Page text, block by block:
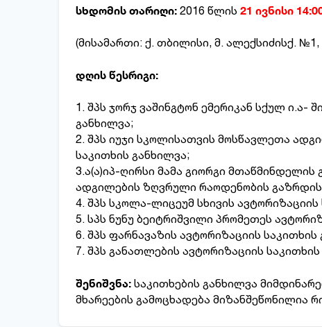
სხდომის თარიღი: 2016 წლის 21 ივნისი
(მისამართი: ქ. თბილისი, მ. ალექსიძისქ.
დღის წესრიგი:
1. შპს ჯორჯ ვაშინგტონ ემერიკან სქულ ი.ა-
განხილვა;
2. შპს იუჯი სკოლისათვის მოსწავლეთა
საკითხის განხილვა;
3.ა(ა)იპ-ღირსი მამა გიორგი
ადგილების ზღვრული რაოდენობის გაზრდის
4. შპს სკოლა-ლიცეუმ სხივის
5. სპს ნუნუ ბეიტრიშვილი პრომეთეს
6. შპს ფარნავაზის ავტორიზაციის საკითხის
7. შპს განათლების ავტორიზაციის
შენიშვნა: საკითხების განხილვა
მხარეების გამოცხადება მიზანშეწონილია